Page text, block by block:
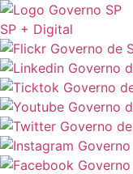
SP + Digital